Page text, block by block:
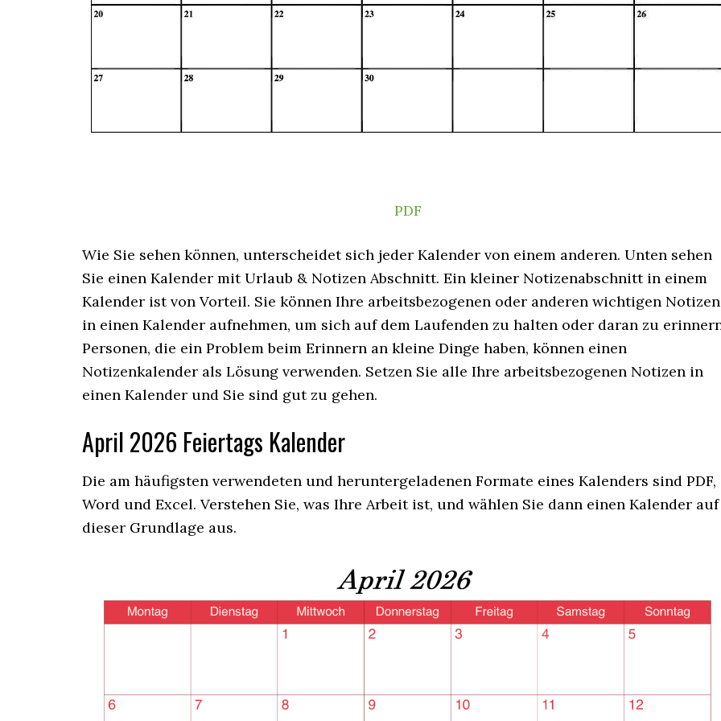
PDF
Wie Sie sehen können, unterscheidet sich jeder Kalender von einem anderen. Unten sehen
Sie einen Kalender mit Urlaub & Notizen Abschnitt. Ein kleiner Notizenabschnitt in einem
Kalender ist von Vorteil. Sie können Ihre arbeitsbezogenen oder anderen wichtigen Notizen
in einen Kalender aufnehmen, um sich auf dem Laufenden zu halten oder daran zu
Personen, die ein Problem beim Erinnern an kleine Dinge haben, können einen
Notizenkalender als Lösung verwenden. Setzen Sie alle Ihre arbeitsbezogenen Notizen in
einen Kalender und Sie sind gut zu gehen.
April 2026 Feiertags Kalender
Die am häufigsten verwendeten und heruntergeladenen Formate eines Kalenders sind PDF,
Word und Excel. Verstehen Sie, was Ihre Arbeit ist, und wählen Sie dann einen Kalender auf
dieser Grundlage aus.